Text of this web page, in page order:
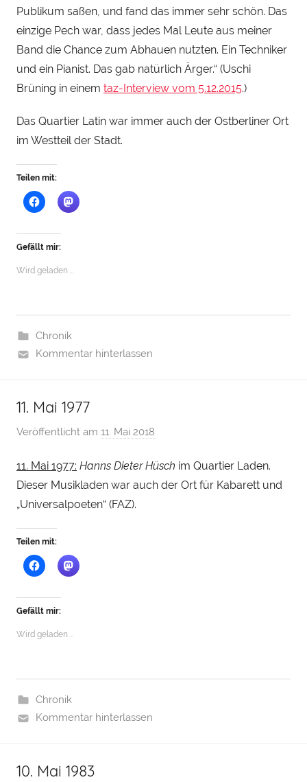
n
r
y
S
i
Publikum saßen, und fand das immer sehr schön. Das
einzige Pech war, dass jedes Mal Leute aus meiner
Band die Chance zum Abhauen nutzten. Ein Techniker
und ein Pianist. Das gab natürlich Ärger.“ (Uschi
Brüning in einem taz-Interview vom 5.12.2015.)
Das Quartier Latin war immer auch der Ostberliner Ort
im Westteil der Stadt.
Teilen mit:
Gefällt mir:
Wird geladen …
Chronik
Kommentar hinterlassen
11. Mai 1977
Veröffentlicht am 11. Mai 2018
n
H
11. Mai 1977: Hanns Dieter Hüsch im Quartier Laden.
Dieser Musikladen war auch der Ort für Kabarett und
„Universalpoeten“ (FAZ).
Teilen mit:
Gefällt mir:
Wird geladen …
Chronik
Kommentar hinterlassen
10. Mai 1983